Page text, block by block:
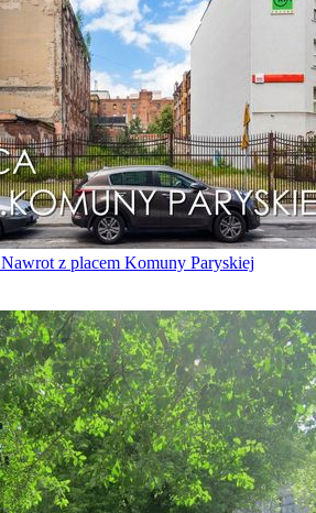
Nawrot z placem Komuny Paryskiej